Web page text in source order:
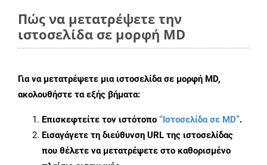
Πώς να μετατρέψετε την
ιστοσελίδα σε μορφή MD
Για να μετατρέψετε μια ιστοσελίδα σε μορφή MD,
ακολουθήστε τα εξής βήματα:
Επισκεφτείτε τον ιστότοπο “Ιστοσελίδα σε MD”.
Εισαγάγετε τη διεύθυνση URL της ιστοσελίδας
που θέλετε να μετατρέψετε στο καθορισμένο